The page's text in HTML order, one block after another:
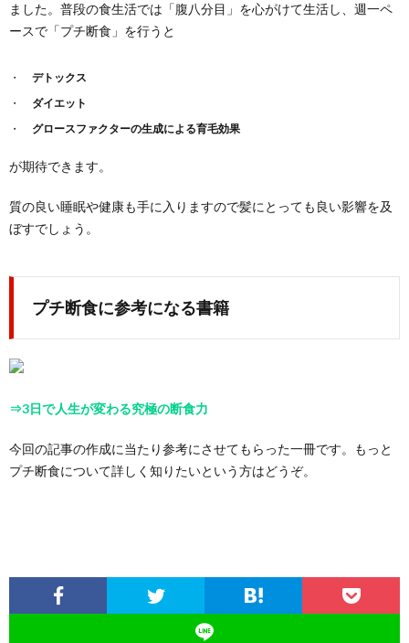
ました。普段の食生活では「腹八分目」を心がけて生活し、週一ペ
ースで「プチ断食」を行うと
デトックス
ダイエット
グロースファクターの生成による育毛効果
が期待できます。
質の良い睡眠や健康も手に入りますので髪にとっても良い影響を及
ぼすでしょう。
プチ断食に参考になる書籍
⇒3日で人生が変わる究極の断食力
今回の記事の作成に当たり参考にさせてもらった一冊です。もっと
プチ断食について詳しく知りたいという方はどうぞ。